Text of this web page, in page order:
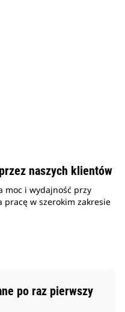
naszych klientów
moc i wydajność przy
pracę w szerokim zakresie
po raz pierwszy